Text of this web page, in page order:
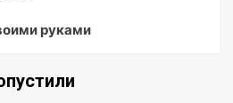
руками